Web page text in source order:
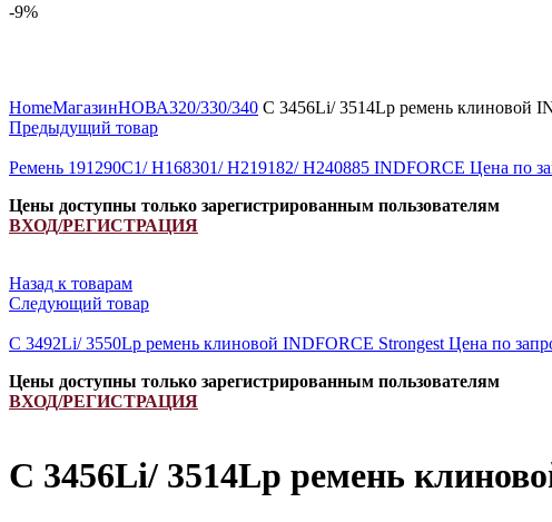
-9%
HomeМагазинНОВА320/330/340 C 3456Li/ 3514Lp ремень клиновой
Предыдущий товар
Ремень 191290C1/ H168301/ H219182/ H240885 INDFORCE Цена по
Цены доступны только зарегистрированным пользователям
ВХОД/РЕГИСТРАЦИЯ
Назад к товарам
Следующий товар
C 3492Li/ 3550Lp ремень клиновой INDFORCE Strongest Цена по
Цены доступны только зарегистрированным пользователям
ВХОД/РЕГИСТРАЦИЯ
C 3456Li/ 3514Lp ремень